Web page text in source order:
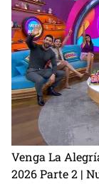
Venga La
2026 Parte 2 |